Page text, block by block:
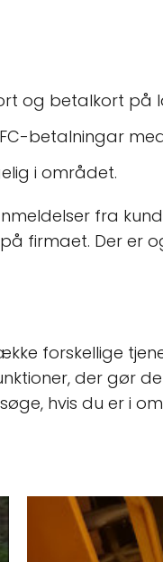
og betalkort på
betalningar
i området.
fra
firmaet. Der er
forskellige
der gør
hvis du er i